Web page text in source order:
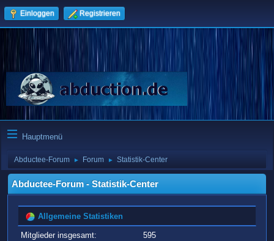
Einloggen Registrieren
Hauptmenü
Abductee-Forum ► Forum ► Statistik-Center
Abductee-Forum - Statistik-Center
Allgemeine Statistiken
Mitglieder insgesamt:
595